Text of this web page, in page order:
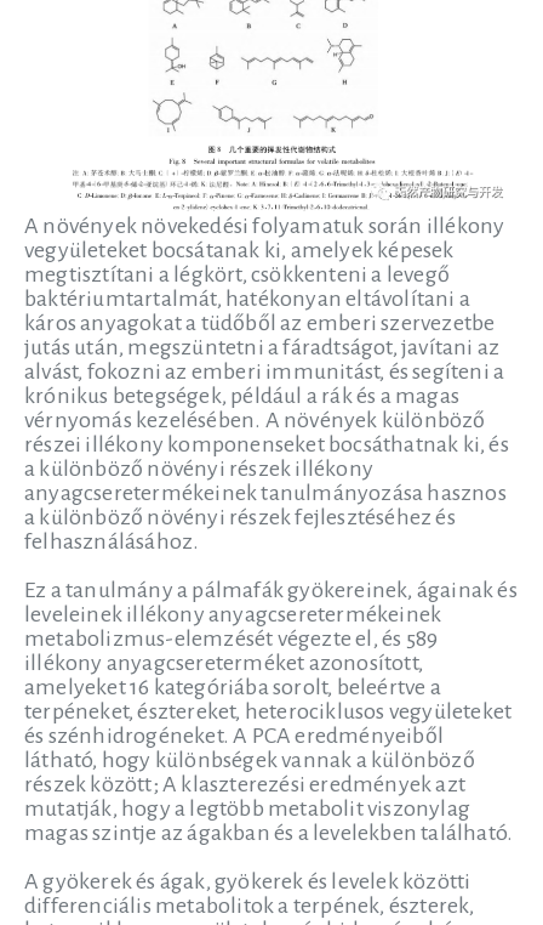
A növények növekedési folyamatuk során illékony
vegyületeket bocsátanak ki, amelyek képesek
megtisztítani a légkört, csökkenteni a levegő
baktériumtartalmát, hatékonyan eltávolítani a
káros anyagokat a tüdőből az emberi szervezetbe
jutás után, megszüntetni a fáradtságot, javítani az
alvást, fokozni az emberi immunitást, és segíteni a
krónikus betegségek, például a rák és a magas
vérnyomás kezelésében. A növények különböző
részei illékony komponenseket bocsáthatnak ki, és
a különböző növényi részek illékony
anyagcseretermékeinek tanulmányozása hasznos
a különböző növényi részek fejlesztéséhez és
felhasználásához.
Ez a tanulmány a pálmafák gyökereinek, ágainak és
leveleinek illékony anyagcseretermékeinek
metabolizmus-elemzését végezte el, és 589
illékony anyagcsereterméket azonosított,
amelyeket 16 kategóriába sorolt, beleértve a
terpéneket, észtereket, heterociklusos vegyületeket
és szénhidrogéneket. A PCA eredményeiből
látható, hogy különbségek vannak a különböző
részek között; A klaszterezési eredmények azt
mutatják, hogy a legtöbb metabolit viszonylag
magas szintje az ágakban és a levelekben található.
A gyökerek és ágak, gyökerek és levelek közötti
differenciális metabolitok a terpének, észterek,